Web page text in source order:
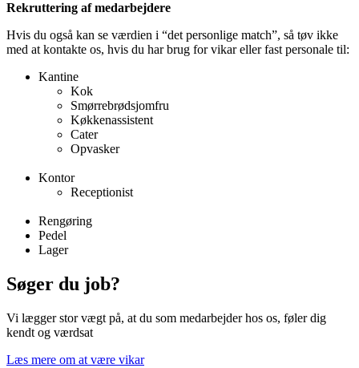
Rekruttering af medarbejdere
Hvis du også kan se værdien i “det personlige match”, så tøv ikke
med at kontakte os, hvis du har brug for vikar eller fast personale til:
Kantine
Kok
Smørrebrødsjomfru
Køkkenassistent
Cater
Opvasker
Kontor
Receptionist
Rengøring
Pedel
Lager
Søger du job?
Vi lægger stor vægt på, at du som medarbejder hos os, føler dig
kendt og værdsat
Læs mere om at være vikar